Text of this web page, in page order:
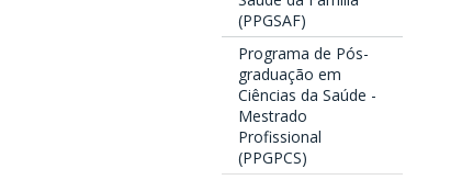
(PPGSAF)
Programa de Pós-
graduação em
Ciências da Saúde -
Mestrado
Profissional
(PPGPCS)